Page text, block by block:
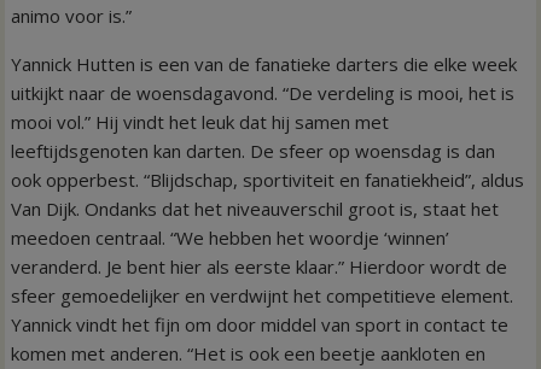
animo voor is.”
Yannick Hutten is een van de fanatieke darters die elke week
uitkijkt naar de woensdagavond. “De verdeling is mooi, het is
mooi vol.” Hij vindt het leuk dat hij samen met
leeftijdsgenoten kan darten. De sfeer op woensdag is dan
ook opperbest. “Blijdschap, sportiviteit en fanatiekheid”, aldus
Van Dijk. Ondanks dat het niveauverschil groot is, staat het
meedoen centraal. “We hebben het woordje ‘winnen’
veranderd. Je bent hier als eerste klaar.” Hierdoor wordt de
sfeer gemoedelijker en verdwijnt het competitieve element.
Yannick vindt het fijn om door middel van sport in contact te
komen met anderen. “Het is ook een beetje aankloten en